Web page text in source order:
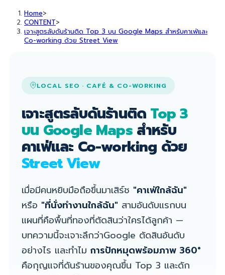
Home>
CONTENT>
เจาะสูตรลับดันร้านติด Top 3 บน Google Maps สำหรับคาเฟ่และ
Co-working ด้วย Street View
LOCAL SEO · CAFÉ & CO-WORKING
เจาะสูตรลับดันร้านติด Top 3
บน Google Mapsสำหรับ
คาเฟ่และ Co-working ด้วย
Street View
เมื่อมีคนหยิบมือถือขึ้นมาเสิร์ช "คาเฟ่ใกล้ฉัน"
หรือ "ที่นั่งทำงานใกล้ฉัน" สามอันดับแรกบน
แผนที่คือพื้นที่ทองที่ตัดสินว่าใครได้ลูกค้า —
บทความนี้จะเจาะลึกว่าGoogle ตัดสินอันดับ
อย่างไร และทำไม การปักหมุดพร้อมภาพ 360°
คือกุญแจที่ดันร้านของคุณขึ้น Top 3 และดัก